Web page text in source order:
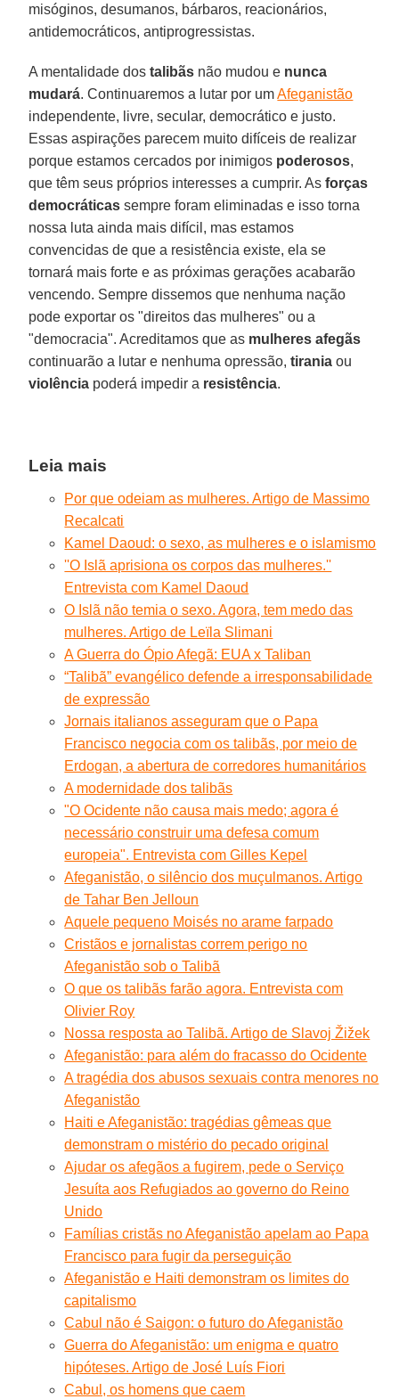
misóginos, desumanos, bárbaros, reacionários,
antidemocráticos, antiprogressistas.
A mentalidade dostalibãs não mudou e nunca
mudará. Continuaremos a lutar por umAfeganistão
independente, livre, secular, democrático e justo.
Essas aspirações parecem muito difíceis de realizar
porque estamos cercados por inimigos poderosos,
que têm seus próprios interesses a cumprir. Asforças
democráticas sempre foram eliminadas e isso torna
nossa luta ainda mais difícil, mas estamos
convencidas de que a resistência existe, ela se
tornará mais forte e as próximas gerações acabarão
vencendo. Sempre dissemos que nenhuma nação
pode exportar os "direitos das mulheres" ou a
"democracia". Acreditamos que as mulheres afegãs
continuarão a lutar e nenhuma opressão,tirania ou
violência poderá impedir a resistência.
Leia mais
Por que odeiam as mulheres. Artigo de Massimo
Recalcati
Kamel Daoud: o sexo, as mulheres e o islamismo
''O Islã aprisiona os corpos das mulheres.''
Entrevista com Kamel Daoud
O Islã não temia o sexo. Agora, tem medo das
mulheres. Artigo de Leïla Slimani
A Guerra do Ópio Afegã: EUA x Taliban
“Talibã” evangélico defende a irresponsabilidade
de expressão
Jornais italianos asseguram que o Papa
Francisco negocia com os talibãs, por meio de
Erdogan, a abertura de corredores humanitários
A modernidade dos talibãs
"O Ocidente não causa mais medo; agora é
necessário construir uma defesa comum
europeia". Entrevista com Gilles Kepel
Afeganistão, o silêncio dos muçulmanos. Artigo
de Tahar Ben Jelloun
Aquele pequeno Moisés no arame farpado
Cristãos e jornalistas correm perigo no
Afeganistão sob o Talibã
O que os talibãs farão agora. Entrevista com
Olivier Roy
Nossa resposta ao Talibã. Artigo de Slavoj Žižek
Afeganistão: para além do fracasso do Ocidente
A tragédia dos abusos sexuais contra menores no
Afeganistão
Haiti e Afeganistão: tragédias gêmeas que
demonstram o mistério do pecado original
Ajudar os afegãos a fugirem, pede o Serviço
Jesuíta aos Refugiados ao governo do Reino
Unido
Famílias cristãs no Afeganistão apelam ao Papa
Francisco para fugir da perseguição
Afeganistão e Haiti demonstram os limites do
capitalismo
Cabul não é Saigon: o futuro do Afeganistão
Guerra do Afeganistão: um enigma e quatro
hipóteses. Artigo de José Luís Fiori
Cabul, os homens que caem